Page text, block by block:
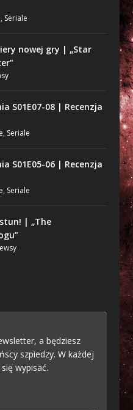
, Seriale
nowej gry | „Star
S01E07-08 | Recenzja
, Seriale
S01E05-06 | Recenzja
, Seriale
| „The
a będziesz
szpiedzy. W każdej
wypisać.